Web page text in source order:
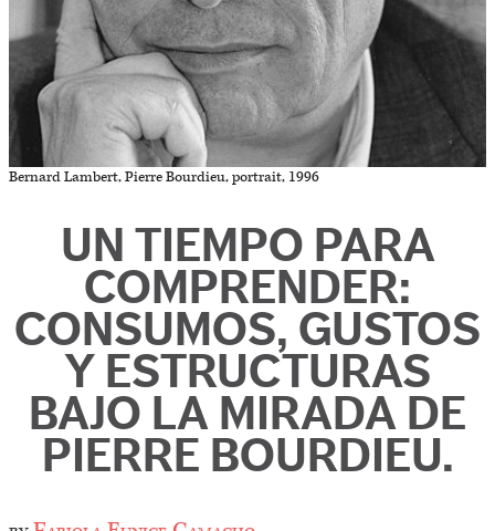
Bernard Lambert, Pierre Bourdieu, portrait, 1996
UN TIEMPO PARA
COMPRENDER:
CONSUMOS, GUSTOS
Y ESTRUCTURAS
BAJO LA MIRADA DE
PIERRE BOURDIEU.